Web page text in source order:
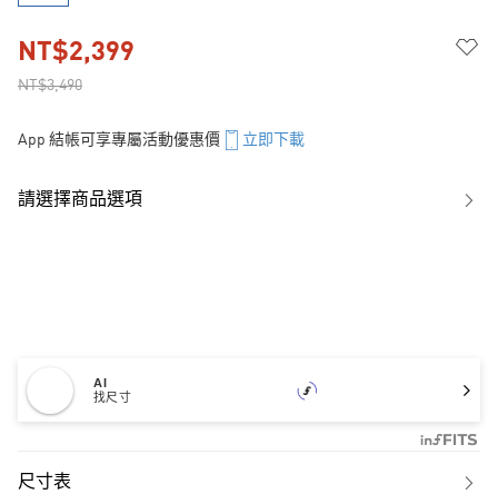
NT$3,490
NT$2,399
App 結帳可享專屬活動優惠價 立即下載
請選擇商品選項
AI
找尺寸
尺寸表